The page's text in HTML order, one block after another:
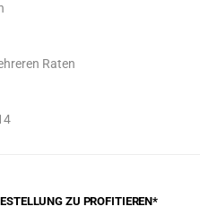
Raten
ZU PROFITIEREN*